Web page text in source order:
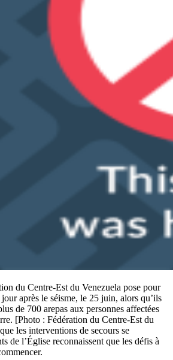
du Centre-Est du Venezuela pose pour
après le séisme, le 25 juin, alors qu’ils
de 700 arepas aux personnes affectées
[Photo : Fédération du Centre-Est du
les interventions de secours se
de l’Église reconnaissent que les défis à